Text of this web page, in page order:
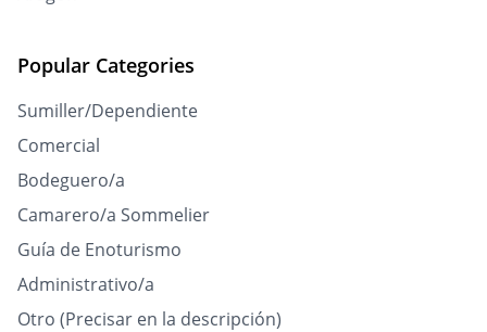
Popular Categories
Sumiller/Dependiente
Comercial
Bodeguero/a
Camarero/a Sommelier
Guía de Enoturismo
Administrativo/a
Otro (Precisar en la descripción)